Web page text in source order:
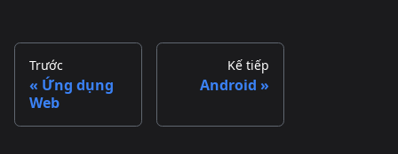
Trước
Ứng dụng
Web
Kế tiếp
Android